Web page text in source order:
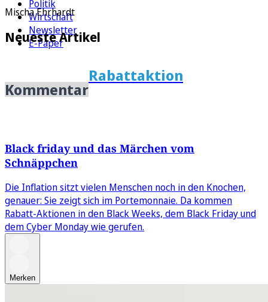
Politik
Wirtschaft
Newsletter
E-Paper
Mischa Ehrhardt
Neueste Artikel
Kommentar
Rabattaktion
Black friday und das Märchen vom
Schnäppchen
Die Inflation sitzt vielen Menschen noch in den Knochen,
genauer: Sie zeigt sich im Portemonnaie. Da kommen
Rabatt-Aktionen in den Black Weeks, dem Black Friday und
dem Cyber Monday wie gerufen.
Merken